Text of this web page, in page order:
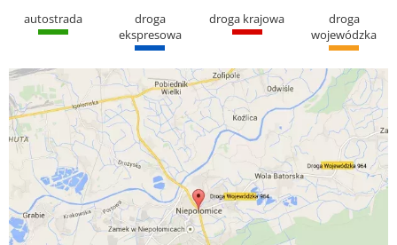
autostrada
droga
ekspresowa
droga krajowa
droga
wojewódzka